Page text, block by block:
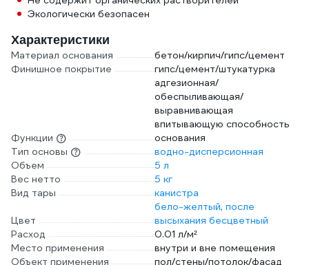
Экологически безопасен
Характеристики
Материал основания
бетон/кирпич/гипс/цемент
Финишное покрытие
гипс/цемент/штукатурка
Функции
адгезионная/
обеспыливающая/
выравнивающая
впитывающую способность
основания
Тип основы
водно-дисперсионная
Объем
5 л
Вес нетто
5 кг
Вид тары
канистра
Цвет
бело-желтый, после
высыхания бесцветный
Расход
0.01 л/м²
Место применения
внутри и вне помещения
Объект применения
пол/стены/потолок/фасад